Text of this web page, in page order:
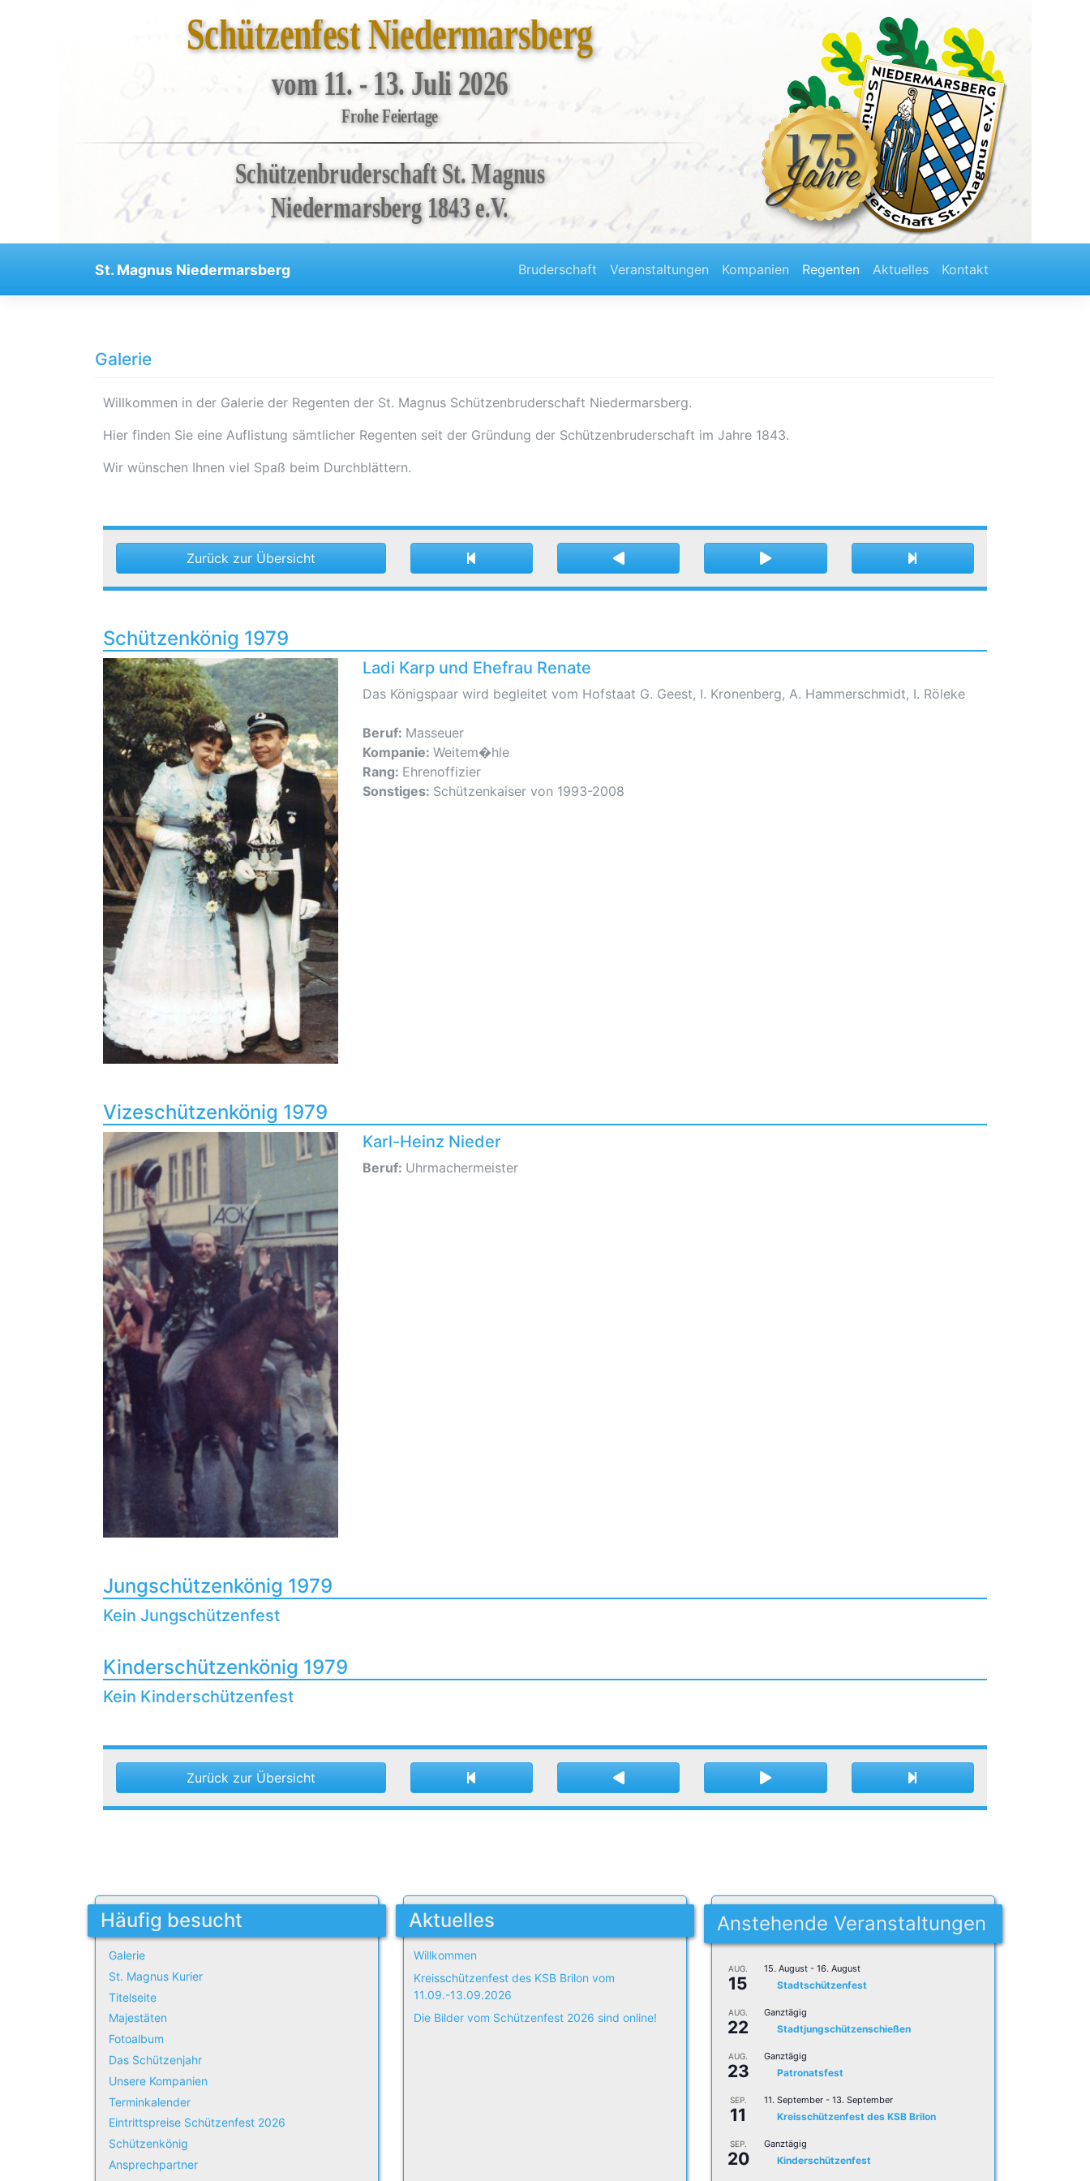
Veranstaltungen
Schützenfest Niedermarsberg
vom 11. - 13. Juli 2026
Frohe Feiertage
Schützenbruderschaft St. Magnus
Niedermarsberg 1843 e.V.
St. Magnus Niedermarsberg Bruderschaft Veranstaltungen Kompanien Regenten Aktuelles Kontakt
Galerie
Willkommen in der Galerie der Regenten der St. Magnus Schützenbruderschaft Niedermarsberg.
Hier finden Sie eine Auflistung sämtlicher Regenten seit der Gründung der Schützenbruderschaft im Jahre 1843.
Wir wünschen Ihnen viel Spaß beim Durchblättern.
Zurück zur Übersicht
Schützenkönig 1979
Ladi Karp und Ehefrau Renate
Das Königspaar wird begleitet vom Hofstaat G. Geest, I. Kronenberg, A. Hammerschmidt, I. Röleke
Beruf: Masseuer
Kompanie: Weitem�hle
Rang: Ehrenoffizier
Sonstiges: Schützenkaiser von 1993-2008
Vizeschützenkönig 1979
Karl-Heinz Nieder
Beruf: Uhrmachermeister
Jungschützenkönig 1979
Kein Jungschützenfest
Kinderschützenkönig 1979
Kein Kinderschützenfest
Zurück zur Übersicht
Häufig besucht
Galerie
St. Magnus Kurier
Titelseite
Majestäten
Fotoalbum
Das Schützenjahr
Unsere Kompanien
Terminkalender
Eintrittspreise Schützenfest 2026
Schützenkönig
Ansprechpartner
Aktuelles
Willkommen
Kreisschützenfest des KSB Brilon vom
11.09.-13.09.2026
Die Bilder vom Schützenfest 2026 sind online!
Anstehende Veranstaltungen
AUG.
15
15. August - 16. August
Stadtschützenfest
AUG.
22
Ganztägig
Stadtjungschützenschießen
AUG.
23
Ganztägig
Patronatsfest
SEP.
11
11. September - 13. September
Kreisschützenfest des KSB Brilon
SEP.
20
Ganztägig
Kinderschützenfest